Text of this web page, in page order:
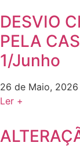
DESVIO
PELA
1/Junho
26 de Maio, 2026
Ler +